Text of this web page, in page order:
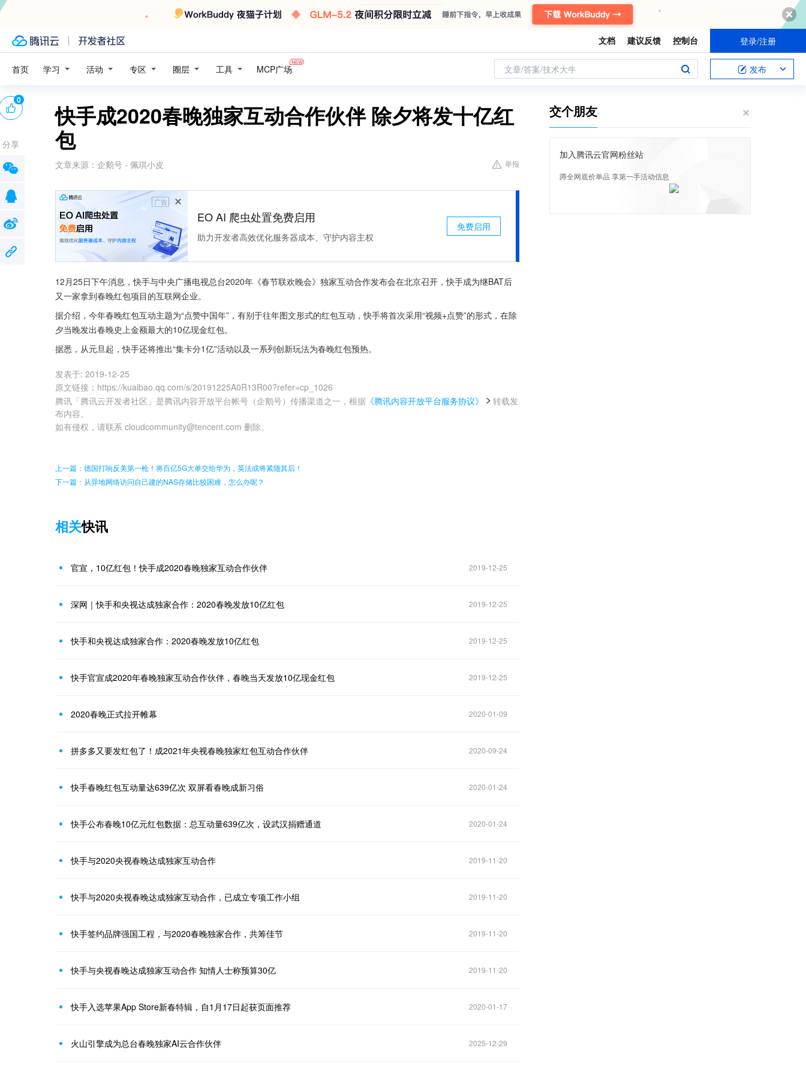
文档 建议反馈 控制台 登录/注册
首页 学习 活动 专区 圈层 工具 MCP广场 文章/答案/技术大牛 发布
快手成2020春晚独家互动合作伙伴 除夕将发十亿红
包
文章来源： 企鹅号 - 佩琪小皮 举报
广告
EO AI 爬虫处置免费启用
助力开发者高效优化服务器成本、守护内容主权
免费启用
12月25日下午消息，快手与中央广播电视总台2020年《春节联欢晚会》独家互动合作发布会在北京召开，快手成为继BAT后
又一家拿到春晚红包项目的互联网企业。
据介绍，今年春晚红包互动主题为“点赞中国年”，有别于往年图文形式的红包互动，快手将首次采用“视频+点赞”的形式，在除
夕当晚发出春晚史上金额最大的10亿现金红包。
据悉，从元旦起，快手还将推出“集卡分1亿”活动以及一系列创新玩法为春晚红包预热。
发表于: 2019-12-25
原文链接 ： https://kuaibao.qq.com/s/20191225A0R13R00?refer=cp_1026
腾讯「腾讯云开发者社区」是腾讯内容开放平台帐号（企鹅号）传播渠道之一，根据 《腾讯内容开放平台服务协议》
转载发
布内容。
如有侵权，请联系 cloudcommunity@tencent.com 删除。
0
分享
上一篇：德国打响反美第一枪！将百亿5G大单交给华为，英法或将紧随其后！
下一篇：从异地网络访问自己建的NAS存储比较困难，怎么办呢？
相关快讯
官宣，10亿红包！快手成2020春晚独家互动合作伙伴 2019-12-25
深网｜快手和央视达成独家合作：2020春晚发放10亿红包 2019-12-25
快手和央视达成独家合作：2020春晚发放10亿红包 2019-12-25
快手官宣成2020年春晚独家互动合作伙伴，春晚当天发放10亿现金红包 2019-12-25
2020春晚正式拉开帷幕 2020-01-09
拼多多又要发红包了！成2021年央视春晚独家红包互动合作伙伴 2020-09-24
快手春晚红包互动量达639亿次 双屏看春晚成新习俗 2020-01-24
快手公布春晚10亿元红包数据：总互动量639亿次，设武汉捐赠通道 2020-01-24
快手与2020央视春晚达成独家互动合作 2019-11-20
快手与2020央视春晚达成独家互动合作，已成立专项工作小组 2019-11-20
快手签约品牌强国工程，与2020春晚独家合作，共筹佳节 2019-11-20
快手与央视春晚达成独家互动合作 知情人士称预算30亿 2019-11-20
快手入选苹果App Store新春特辑，自1月17日起获页面推荐 2020-01-17
火山引擎成为总台春晚独家AI云合作伙伴 2025-12-29
交个朋友
加入腾讯云官网粉丝站
蹲全网底价单品 享第一手活动信息